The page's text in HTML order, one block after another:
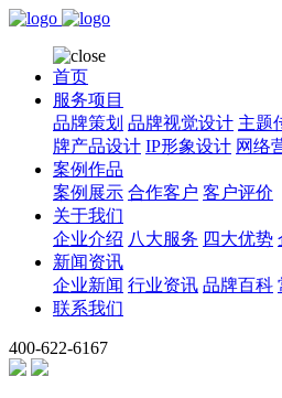
首页
服务项目
品牌策划 品牌视觉设计 主题
牌产品设计 IP形象设计 网络
案例作品
案例展示 合作客户 客户评价
关于我们
企业介绍 八大服务 四大优势
新闻资讯
企业新闻 行业资讯 品牌百科
联系我们
400-622-6167